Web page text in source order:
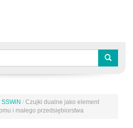
SSWiN / Czujki dualne jako element
i małego przedsiębiorstwa